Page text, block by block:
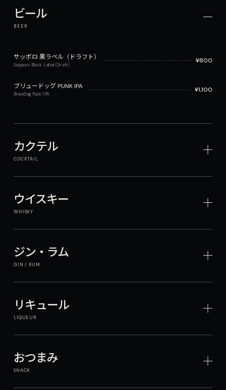
ビール
BEER
サッポロ 黒ラベル（ドラフト）
Sapporo Black Label (Draft)
¥800
ブリュードッグ PUNK IPA
BrewDog Punk IPA
¥1,100
カクテル
COCKTAIL
ウイスキー
WHISKY
ジン・ラム
GIN / RUM
リキュール
LIQUEUR
おつまみ
SNACK